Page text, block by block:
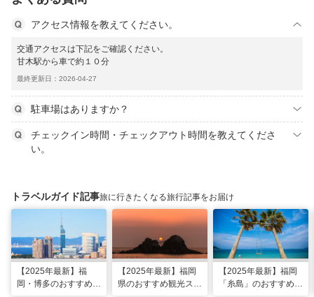
アクセス情報を教えてください。
交通アクセスは下記をご確認ください。
甘木駅から車で約１０分
最終更新日：2026-04-27
駐車場はありますか？
チェックイン時間・チェックアウト時間を教えてくださ
い。
トラベルガイド記事旅に行きたくなる旅行記事をお届け
【2025年最新】福
岡・博多のおすすめ観
【2025年最新】福岡
県のおすすめ観光スポ
【2025年最新】福岡
「糸島」のおすすめ観